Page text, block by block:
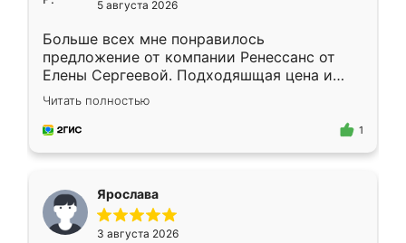
5 августа 2026
Больше всех мне понравилось
предложение от компании Ренессанс от
Елены Сергеевой. Подходяшщая цена и
короткие сроки изготовления. Приехавший
для замера сотрудник Владислав
предложил по моему эскизу самый
Читать полностью
1
Ярослава
3 августа 2026